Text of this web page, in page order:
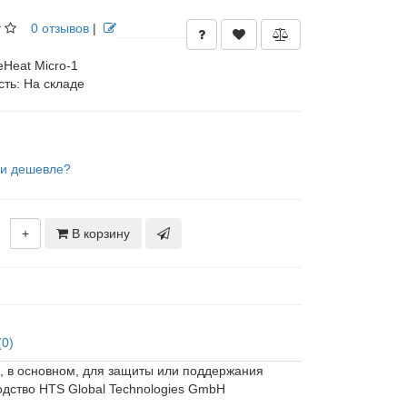
0 отзывов |
Micro-1
На складе
дешевле?
+ В корзину
в основном, для защиты или поддержания
HTS Global Technologies GmbH